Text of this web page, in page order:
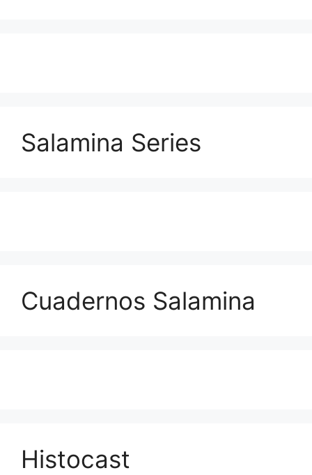
Salamina Series
Cuadernos Salamina
Histocast